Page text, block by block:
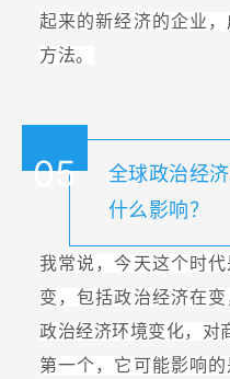
起来的新经济的企业
方法。
05
全球政治经
什么影响？
我常说，今天这个时
变，包括政治经济在
政治经济环境变化，对
第一个，它可能影响